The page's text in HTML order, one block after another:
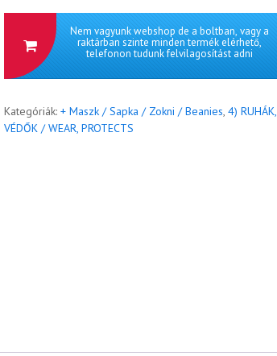
Nem vagyunk webshop de a boltban, vagy a
raktárban szinte minden termék elérhető,
telefonon tudunk felvilagosítást adni
Kategóriák:+ Maszk / Sapka / Zokni / Beanies,4) RUHÁK,
VÉDŐK / WEAR, PROTECTS